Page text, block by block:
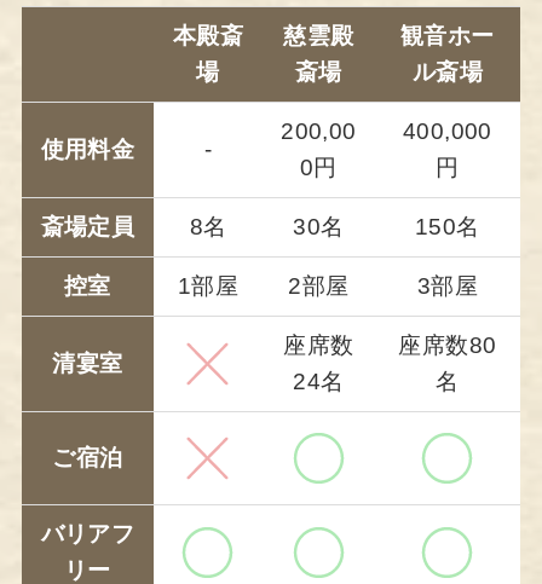
本殿斎
場
慈雲殿
斎場
観音ホー
ル斎場
使用料金 -
200,00
0円
400,000
円
斎場定員 8名 30名 150名
控室 1部屋 2部屋 3部屋
清宴室
座席数
24名
座席数80
名
ご宿泊
バリアフ
リー